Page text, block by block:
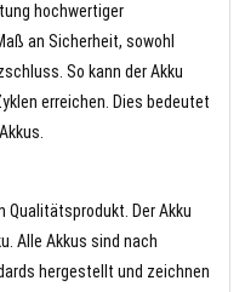
hochwertiger
an Sicherheit, sowohl
So kann der Akku
erreichen. Dies bedeutet
Qualitätsprodukt. Der Akku
Alle Akkus sind nach
hergestellt und zeichnen